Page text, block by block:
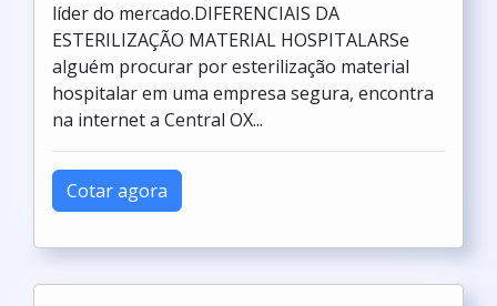
líder do mercado.DIFERENCIAIS DA
ESTERILIZAÇÃO MATERIAL HOSPITALARSe
alguém procurar por esterilização material
hospitalar em uma empresa segura, encontra
na internet a Central OX...
Cotar agora